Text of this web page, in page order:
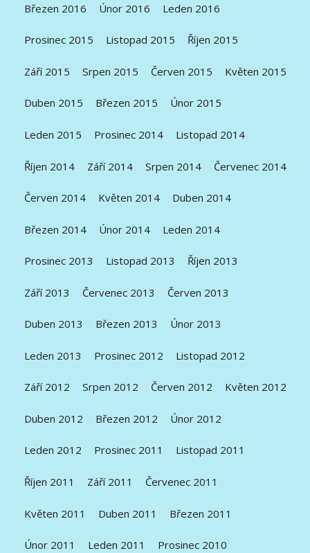
Březen 2016 Únor 2016 Leden 2016
Prosinec 2015 Listopad 2015 Říjen 2015
Září 2015 Srpen 2015 Červen 2015 Květen 2015
Duben 2015 Březen 2015 Únor 2015
Leden 2015 Prosinec 2014 Listopad 2014
Říjen 2014 Září 2014 Srpen 2014 Červenec 2014
Červen 2014 Květen 2014 Duben 2014
Březen 2014 Únor 2014 Leden 2014
Prosinec 2013 Listopad 2013 Říjen 2013
Září 2013 Červenec 2013 Červen 2013
Duben 2013 Březen 2013 Únor 2013
Leden 2013 Prosinec 2012 Listopad 2012
Září 2012 Srpen 2012 Červen 2012 Květen 2012
Duben 2012 Březen 2012 Únor 2012
Leden 2012 Prosinec 2011 Listopad 2011
Říjen 2011 Září 2011 Červenec 2011
Květen 2011 Duben 2011 Březen 2011
Únor 2011 Leden 2011 Prosinec 2010